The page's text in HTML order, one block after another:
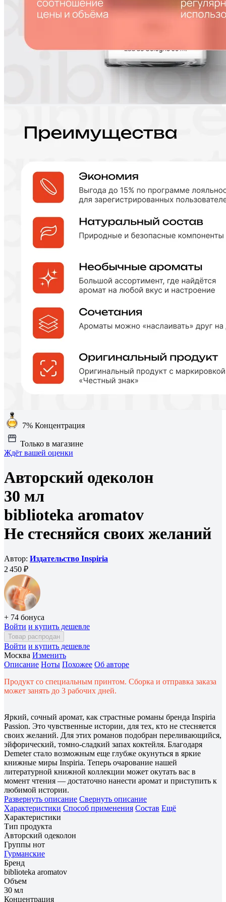
7% Концентрация
Только в магазине
Ждёт вашей оценки
Авторский одеколон
30 мл
biblioteka aromatov
Не стесняйся своих желаний
Автор: Издательство Inspiria
2 450 ₽
+ 74 бонуса
Войти и купить дешевле
Товар распродан
Войти и купить дешевле
Москва Изменить
Описание Ноты Похожее Об авторе
Продукт со специальным принтом. Сборка и отправка заказа
может занять до 3 рабочих дней.
Яркий, сочный аромат, как страстные романы бренда Inspiria
Passion. Это чувственные истории, для тех, кто не стесняется
своих желаний. Для этих романов подобран переливающийся,
эйфорический, томно-сладкий запах коктейля. Благодаря
Demeter стало возможным еще глубже окунуться в яркие
книжные миры Inspiria. Теперь очарование нашей
литературной книжной коллекции может окутать вас в
момент чтения — достаточно нанести аромат и приступить к
любимой истории.
Развернуть описание Свернуть описание
Характеристики Способ применения Состав Ещё
Характеристики
Тип продукта
Авторский одеколон
Группы нот
Гурманские
Бренд
biblioteka aromatov
Объем
30 мл
Концентрация